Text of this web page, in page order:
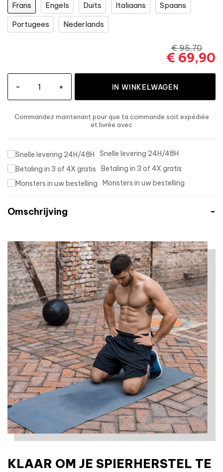
Frans Engels Duits Italiaans
Spaans
Portugees
Nederlands
€ 95,70
€ 69,90
- + IN WINKELWAGEN
Commandez maintenantpour que ta commande soit expédiée
et livrée avec
Snelle levering 24H/48H
Betaling in 3 of 4X gratis
Monsters in uw bestelling
Omschrijving
KLAAR OM JE SPIERHERSTEL TE